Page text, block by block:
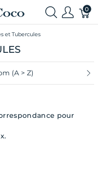
0
et Tubercules
(A > Z)
pour